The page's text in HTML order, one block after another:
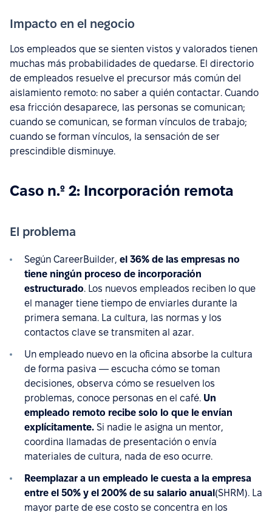
Impacto en el negocio
Los empleados que se sienten vistos y valorados tienen
muchas más probabilidades de quedarse. El directorio
de empleados resuelve el precursor más común del
aislamiento remoto: no saber a quién contactar. Cuando
esa fricción desaparece, las personas se comunican;
cuando se comunican, se forman vínculos de trabajo;
cuando se forman vínculos, la sensación de ser
prescindible disminuye.
Caso n.º 2: Incorporación remota
El problema
Según CareerBuilder, el 36% de las empresas no
tiene ningún proceso de incorporación
estructurado. Los nuevos empleados reciben lo que
el manager tiene tiempo de enviarles durante la
primera semana. La cultura, las normas y los
contactos clave se transmiten al azar.
Un empleado nuevo en la oficina absorbe la cultura
de forma pasiva — escucha cómo se toman
decisiones, observa cómo se resuelven los
problemas, conoce personas en el café. Un
empleado remoto recibe solo lo que le envían
explícitamente. Si nadie le asigna un mentor,
coordina llamadas de presentación o envía
materiales de cultura, nada de eso ocurre.
Reemplazar a un empleado le cuesta a la empresa
entre el 50% y el 200% de su salario anual(SHRM). La
mayor parte de ese costo se concentra en los